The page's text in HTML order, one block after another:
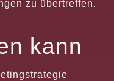
zu übertreffen.
kann